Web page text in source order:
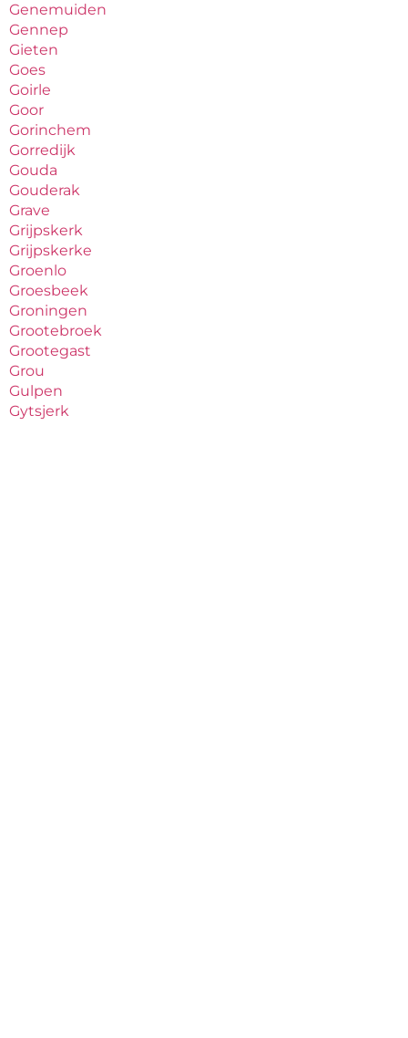
Genemuiden
Gennep
Gieten
Goes
Goirle
Goor
Gorinchem
Gorredijk
Gouda
Gouderak
Grave
Grijpskerk
Grijpskerke
Groenlo
Groesbeek
Groningen
Grootebroek
Grootegast
Grou
Gulpen
Gytsjerk